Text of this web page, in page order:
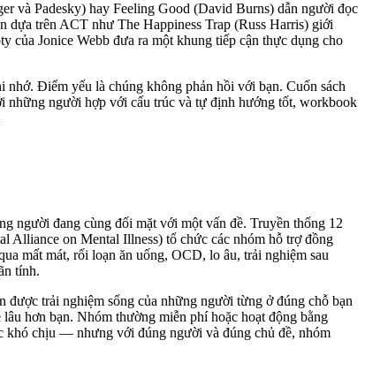
và Padesky) hay Feeling Good (David Burns) dẫn người đọc
trên ACT như The Happiness Trap (Russ Harris) giới
của Jonice Webb đưa ra một khung tiếp cận thực dụng cho
Điểm yếu là chúng không phản hồi với bạn. Cuốn sách
những người hợp với cấu trúc và tự định hướng tốt, workbook
người đang cùng đối mặt với một vấn đề. Truyền thống 12
on Mental Illness) tổ chức các nhóm hỗ trợ đồng
mất mát, rối loạn ăn uống, OCD, lo âu, trải nghiệm sau
tính.
được trải nghiệm sống của những người từng ở đúng chỗ bạn
hơn bạn. Nhóm thường miễn phí hoặc hoạt động bằng
khó chịu — nhưng với đúng người và đúng chủ đề, nhóm